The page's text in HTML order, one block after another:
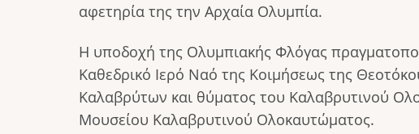
αφετηρία της την Αρχαία Ολυμπία.
Η υποδοχή της Ολυμπιακής Φλόγας
Καθεδρικό Ιερό Ναό της Κοιμήσεως της
Καλαβρύτων και θύματος του Καλαβρυτινού
Μουσείου Καλαβρυτινού Ολοκαυτώματος.